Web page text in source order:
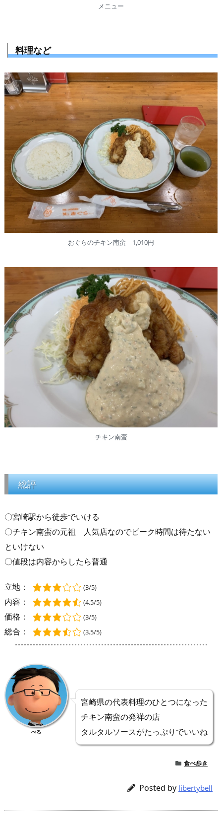
メニュー
料理など
おぐらのチキン南蛮 1,010円
チキン南蛮
総評
〇宮崎駅から徒歩でいける
〇チキン南蛮の元祖 人気店なのでピーク時間は待たない
といけない
〇値段は内容からしたら普通
立地： (3/5)
内容： (4.5/5)
価格： (3/5)
総合： (3.5/5)
べる
宮崎県の代表料理のひとつになった
チキン南蛮の発祥の店
タルタルソースがたっぷりでいいね
食べ歩き
Posted by libertybell